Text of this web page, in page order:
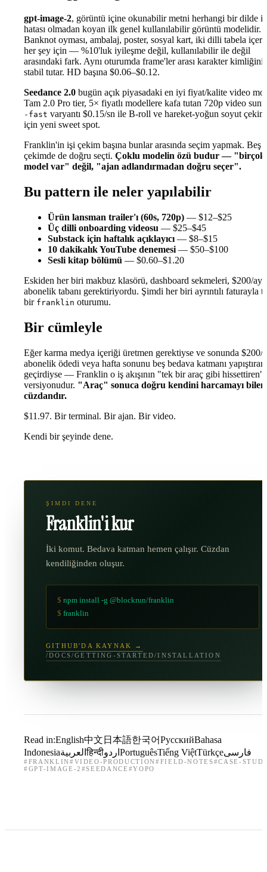
gpt-image-2, görüntü içine okunabilir metni herhangi bir dilde
hatası olmadan koyan ilk genel kullanılabilir görüntü modelidir.
Banknot oyması, ambalaj, poster, sosyal kart, iki dilli tabela
her şey için — %10'luk iyileşme değil, kullanılabilir ile değil
arasındaki fark. Aynı oturumda frame'ler arası karakter kimliğini
stabil tutar. HD başına $0.06–$0.12.
Seedance 2.0 bugün açık piyasadaki en iyi fiyat/kalite video
Tam 2.0 Pro tier, 5× fiyatlı modellere kafa tutan 720p video
-fast varyantı $0.15/sn ile B-roll ve hareket-yoğun soyut
için yeni sweet spot.
Franklin'in işi çekim başına bunlar arasında seçim yapmak. Beş
çekimde de doğru seçti. Çoklu modelin özü budur — "birçok
model var" değil, "ajan adlandırmadan doğru seçer".
Bu pattern ile neler yapılabilir
Ürün lansman trailer'ı (60s, 720p) — $12–$25
Üç dilli onboarding videosu — $25–$45
Substack için haftalık açıklayıcı — $8–$15
10 dakikalık YouTube denemesi — $50–$100
Sesli kitap bölümü — $0.60–$1.20
Eskiden her biri makbuz klasörü, dashboard sekmeleri, $200/ay
abonelik tabanı gerektiriyordu. Şimdi her biri ayrıntılı faturayla
bir franklin oturumu.
Bir cümleyle
Eğer karma medya içeriği üretmen gerektiyse ve sonunda $200/
abonelik ödedi veya hafta sonunu beş bedava katmanı
geçirdiyse — Franklin o iş akışının "tek bir araç gibi hissettiren"
versiyonudur. "Araç" sonuca doğru kendini harcamayı bilen
cüzdandır.
$11.97. Bir terminal. Bir ajan. Bir video.
Kendi bir şeyinde dene.
ŞIMDI DENE
Franklin'i kur
İki komut. Bedava katman hemen çalışır. Cüzdan
kendiliğinden oluşur.
$ npm install -g @blockrun/franklin
$ franklin
GITHUB'DA KAYNAK →
/DOCS/GETTING-STARTED/INSTALLATION
Read in:English中文 日本語한국어РусскийBahasa
Indonesiaالعربيةहिन्दीاردو PortuguêsTiếng ViệtTürkçeفارسی
# FRANKLIN# VIDEO-PRODUCTION# FIELD-NOTES#CASE-
# GPT-IMAGE-2 #SEEDANCE #YOPO